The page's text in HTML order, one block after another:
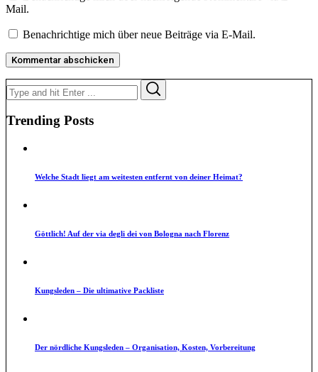
Mail.
Benachrichtige mich über neue Beiträge via E-Mail.
Search
for:
Trending Posts
Welche Stadt liegt am weitesten entfernt von deiner Heimat?
Göttlich! Auf der via degli dei von Bologna nach Florenz
Kungsleden – Die ultimative Packliste
Der nördliche Kungsleden – Organisation, Kosten, Vorbereitung